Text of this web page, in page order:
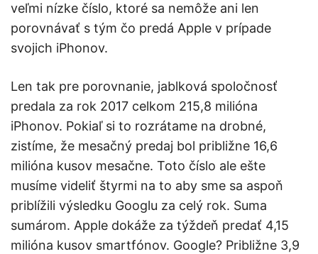
veľmi nízke číslo, ktoré sa nemôže ani len
porovnávať s tým čo predá Apple v prípade
svojich iPhonov.
Len tak pre porovnanie, jablková spoločnosť
predala za rok 2017 celkom 215,8 milióna
iPhonov. Pokiaľ si to rozrátame na drobné,
zistíme, že mesačný predaj bol približne 16,6
milióna kusov mesačne. Toto číslo ale ešte
musíme videliť štyrmi na to aby sme sa aspoň
priblížili výsledku Googlu za celý rok. Suma
sumárom. Apple dokáže za týždeň predať 4,15
milióna kusov smartfónov. Google? Približne 3,9